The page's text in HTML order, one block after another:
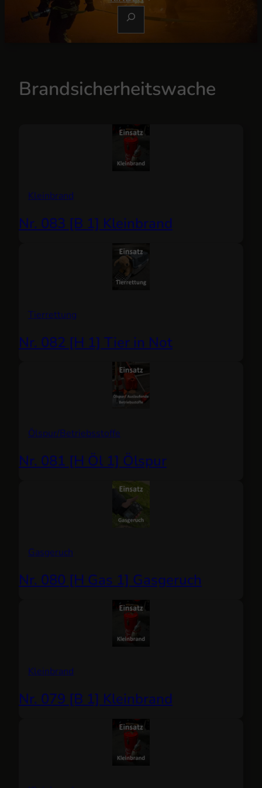
C
N
Brandsicherheitswache
Kleinbrand
Nr. 083 [B 1] Kleinbrand
Tierrettung
Nr. 082 [H 1] Tier in Not
Ölspur/Betriebsstoffe
Nr. 081 [H Öl 1] Ölspur
Gasgeruch
Nr. 080 [H Gas 1] Gasgeruch
Kleinbrand
Nr. 079 [B 1] Kleinbrand